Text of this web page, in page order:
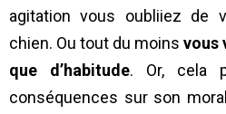
agitation vous oubliiez de
chien. Ou tout du moins vous
que d’habitude. Or, cela
conséquences sur son